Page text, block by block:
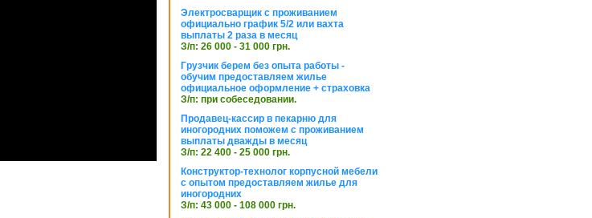
Электросварщик с проживанием
официально график 5/2 или вахта
выплаты 2 раза в месяц
З/п: 26 000 - 31 000 грн.
Грузчик берем без опыта работы -
обучим предоставляем жилье
официальное оформление + страховка
З/п: при собеседовании.
Продавец-кассир в пекарню для
иногородних поможем с проживанием
выплаты дважды в месяц
З/п: 22 400 - 25 000 грн.
Конструктор-технолог корпусной мебели
с опытом предоставляем жилье для
иногородних
З/п: 43 000 - 108 000 грн.